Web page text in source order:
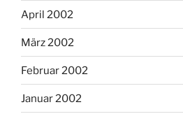
April 2002
März 2002
Februar 2002
Januar 2002